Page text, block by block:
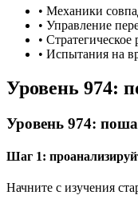
• Механики
• Управление
•
• Испытания на
Уровень 974:
Уровень 974:
Шаг 1:
Начните с изучения